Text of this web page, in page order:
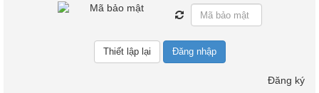
Đăng nhập
Đăng ký